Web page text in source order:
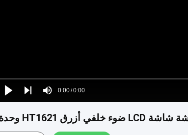
Play
Play
Mute
Time
0:00/0:00
: